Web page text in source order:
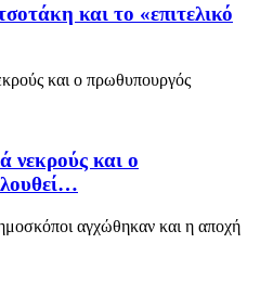
και το «επιτελικό
νεκρούς και ο